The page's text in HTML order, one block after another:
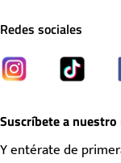
Redes sociales
Suscríbete a
Y entérate de